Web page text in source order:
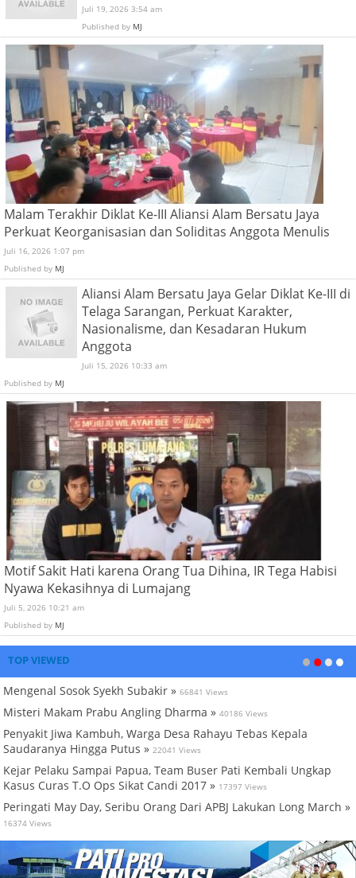
Juli 19, 2026 3:54 am
Published by MJ
Malam Terakhir Diklat Ke-III Aliansi Alam Bersatu Jaya
Perkuat Keorganisasian dan Soliditas Anggota Menulis
Juli 16, 2026 1:07 pm
Published by MJ
Aliansi Alam Bersatu Jaya Gelar Diklat Ke-III di
Telaga Sarangan, Perkuat Karakter,
Nasionalisme, dan Kesadaran Hukum
Anggota
Juli 15, 2026 10:33 am
Published by MJ
Motif Sakit Hati karena Orang Tua Dihina, IR Tega Habisi
Nyawa Kekasihnya di Lumajang
Juli 5, 2026 10:21 am
Published by MJ
TOP VIEWED
Mengenal Sosok Syekh Subakir » 66841 Views
Misteri Makam Prabu Angling Dharma » 40186 Views
Penyakit Jiwa Kambuh, Warga Desa Rahayu Tebas Kepala
Saudaranya Hingga Putus » 22041 Views
Kejar Pelaku Sampai Papua, Team Buser Pati Kembali Ungkap
Kasus Curas T.O Ops Sikat Candi 2017 » 17397 Views
Peringati May Day, Seribu Orang Dari APBJ Lakukan Long March »
16374 Views